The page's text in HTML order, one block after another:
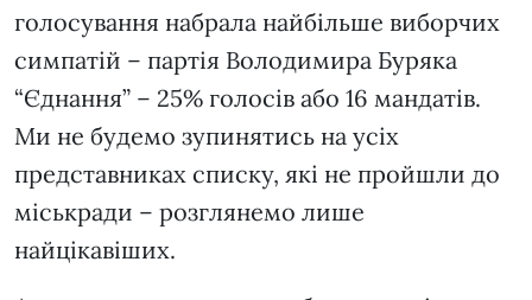
голосування набрала найбільше виборчих
симпатій – партія Володимира Буряка
“Єднання” – 25% голосів або 16 мандатів.
Ми не будемо зупинятись на усіх
представниках списку, які не пройшли до
міськради – розглянемо лише
найцікавіших.